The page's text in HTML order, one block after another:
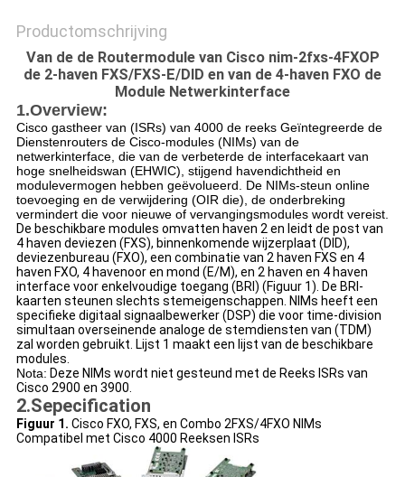
Productomschrijving
Van de de Routermodule van Cisco nim-2fxs-4FXOP
de 2-haven FXS/FXS-E/DID en van de 4-haven FXO de
Module Netwerkinterface
1.Overview:
Cisco gastheer van (ISRs) van 4000 de reeks Geïntegreerde de
Dienstenrouters de Cisco-modules (NIMs) van de
netwerkinterface, die van de verbeterde de interfacekaart van
hoge snelheidswan (EHWIC), stijgend havendichtheid en
modulevermogen hebben geëvolueerd. De NIMs-steun online
toevoeging en de verwijdering (OIR die), de onderbreking
vermindert die voor nieuwe of vervangingsmodules wordt vereist.
De beschikbare modules omvatten haven 2 en leidt de post van
4 haven deviezen (FXS), binnenkomende wijzerplaat (DID),
deviezenbureau (FXO), een combinatie van 2 haven FXS en 4
haven FXO, 4 havenoor en mond (E/M), en 2 haven en 4 haven
interface voor enkelvoudige toegang (BRI) (Figuur 1). De BRI-
kaarten steunen slechts stemeigenschappen. NIMs heeft een
specifieke digitaal signaalbewerker (DSP) die voor time-division
simultaan overseinende analoge de stemdiensten van (TDM)
zal worden gebruikt. Lijst 1 maakt een lijst van de beschikbare
modules.
Nota: Deze NIMs wordt niet gesteund met de Reeks ISRs van
Cisco 2900 en 3900.
2.Sepecification
Figuur 1. Cisco FXO, FXS, en Combo 2FXS/4FXO NIMs
Compatibel met Cisco 4000 Reeksen ISRs